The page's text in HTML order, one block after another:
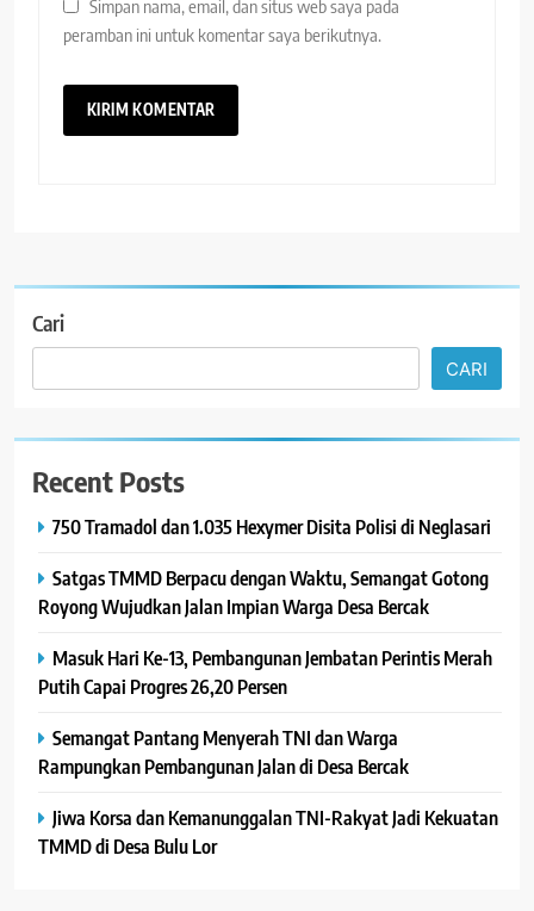
Simpan nama, email, dan situs web saya pada
peramban ini untuk komentar saya berikutnya.
Cari
CARI
Recent Posts
750 Tramadol dan 1.035 Hexymer Disita Polisi di Neglasari
Satgas TMMD Berpacu dengan Waktu, Semangat Gotong
Royong Wujudkan Jalan Impian Warga Desa Bercak
Masuk Hari Ke-13, Pembangunan Jembatan Perintis Merah
Putih Capai Progres 26,20 Persen
Semangat Pantang Menyerah TNI dan Warga
Rampungkan Pembangunan Jalan di Desa Bercak
Jiwa Korsa dan Kemanunggalan TNI-Rakyat Jadi Kekuatan
TMMD di Desa Bulu Lor